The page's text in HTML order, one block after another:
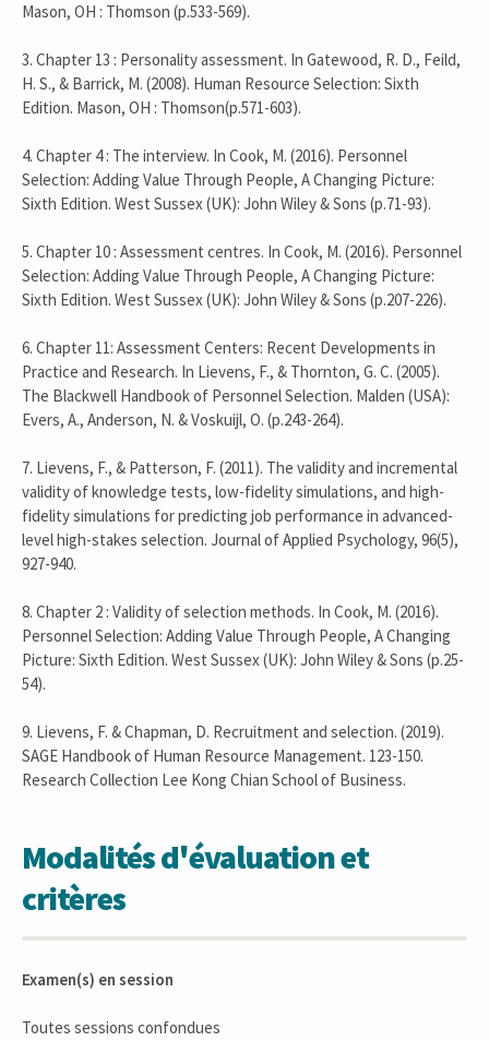
Mason, OH : Thomson (p.533-569).
3. Chapter 13 : Personality assessment. In Gatewood, R. D., Feild,
H. S., & Barrick, M. (2008). Human Resource Selection: Sixth
Edition. Mason, OH : Thomson(p.571-603).
4. Chapter 4 : The interview. In Cook, M. (2016). Personnel
Selection: Adding Value Through People, A Changing Picture:
Sixth Edition. West Sussex (UK): John Wiley & Sons (p.71-93).
5. Chapter 10 : Assessment centres. In Cook, M. (2016). Personnel
Selection: Adding Value Through People, A Changing Picture:
Sixth Edition. West Sussex (UK): John Wiley & Sons (p.207-226).
6. Chapter 11: Assessment Centers: Recent Developments in
Practice and Research. In Lievens, F., & Thornton, G. C. (2005).
The Blackwell Handbook of Personnel Selection. Malden (USA):
Evers, A., Anderson, N. & Voskuijl, O. (p.243-264).
7. Lievens, F., & Patterson, F. (2011). The validity and incremental
validity of knowledge tests, low-fidelity simulations, and high-
fidelity simulations for predicting job performance in advanced-
level high-stakes selection. Journal of Applied Psychology, 96(5),
927-940.
8. Chapter 2 : Validity of selection methods. In Cook, M. (2016).
Personnel Selection: Adding Value Through People, A Changing
Picture: Sixth Edition. West Sussex (UK): John Wiley & Sons (p.25-
54).
9. Lievens, F. & Chapman, D. Recruitment and selection. (2019).
SAGE Handbook of Human Resource Management. 123-150.
Research Collection Lee Kong Chian School of Business.
Modalités d'évaluation et
critères
Examen(s) en session
Toutes sessions confondues